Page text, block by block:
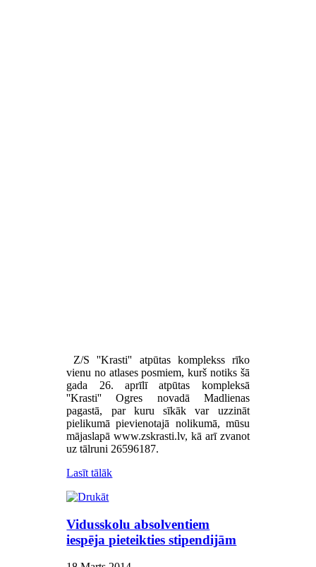
Z/S ''Krasti'' atpūtas komplekss rīko
vienu no atlases posmiem, kurš notiks šā
gada 26. aprīlī atpūtas kompleksā
''Krasti'' Ogres novadā Madlienas
pagastā, par kuru sīkāk var uzzināt
pielikumā pievienotajā nolikumā, mūsu
mājaslapā www.zskrasti.lv, kā arī zvanot
uz tālruni 26596187.
Lasīt tālāk
Vidusskolu absolventiem
iespēja pieteikties stipendijām